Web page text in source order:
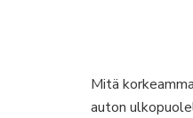
Mitä
auton